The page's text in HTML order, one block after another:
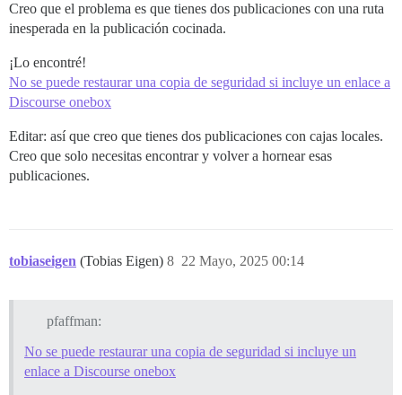
Creo que el problema es que tienes dos publicaciones con una ruta
inesperada en la publicación cocinada.
¡Lo encontré!
No se puede restaurar una copia de seguridad si incluye un enlace a
Discourse onebox
Editar: así que creo que tienes dos publicaciones con cajas locales.
Creo que solo necesitas encontrar y volver a hornear esas
publicaciones.
tobiaseigen (Tobias Eigen) 22 Mayo, 2025 00:14
8
pfaffman:
No se puede restaurar una copia de seguridad si incluye un
enlace a Discourse onebox